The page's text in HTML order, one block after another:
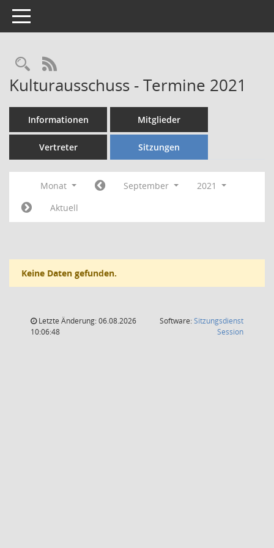
Toggle navigation
Rechercheauswahl
RSS-Feed
Kulturausschuss - Termine 2021
Informationen Mitglieder
Vertreter Sitzungen
Monat September
2021
Aktuell
Keine Daten gefunden.
Letzte Änderung: 06.08.2026
10:06:48
Software:Sitzungsdienst
Session(Wird in